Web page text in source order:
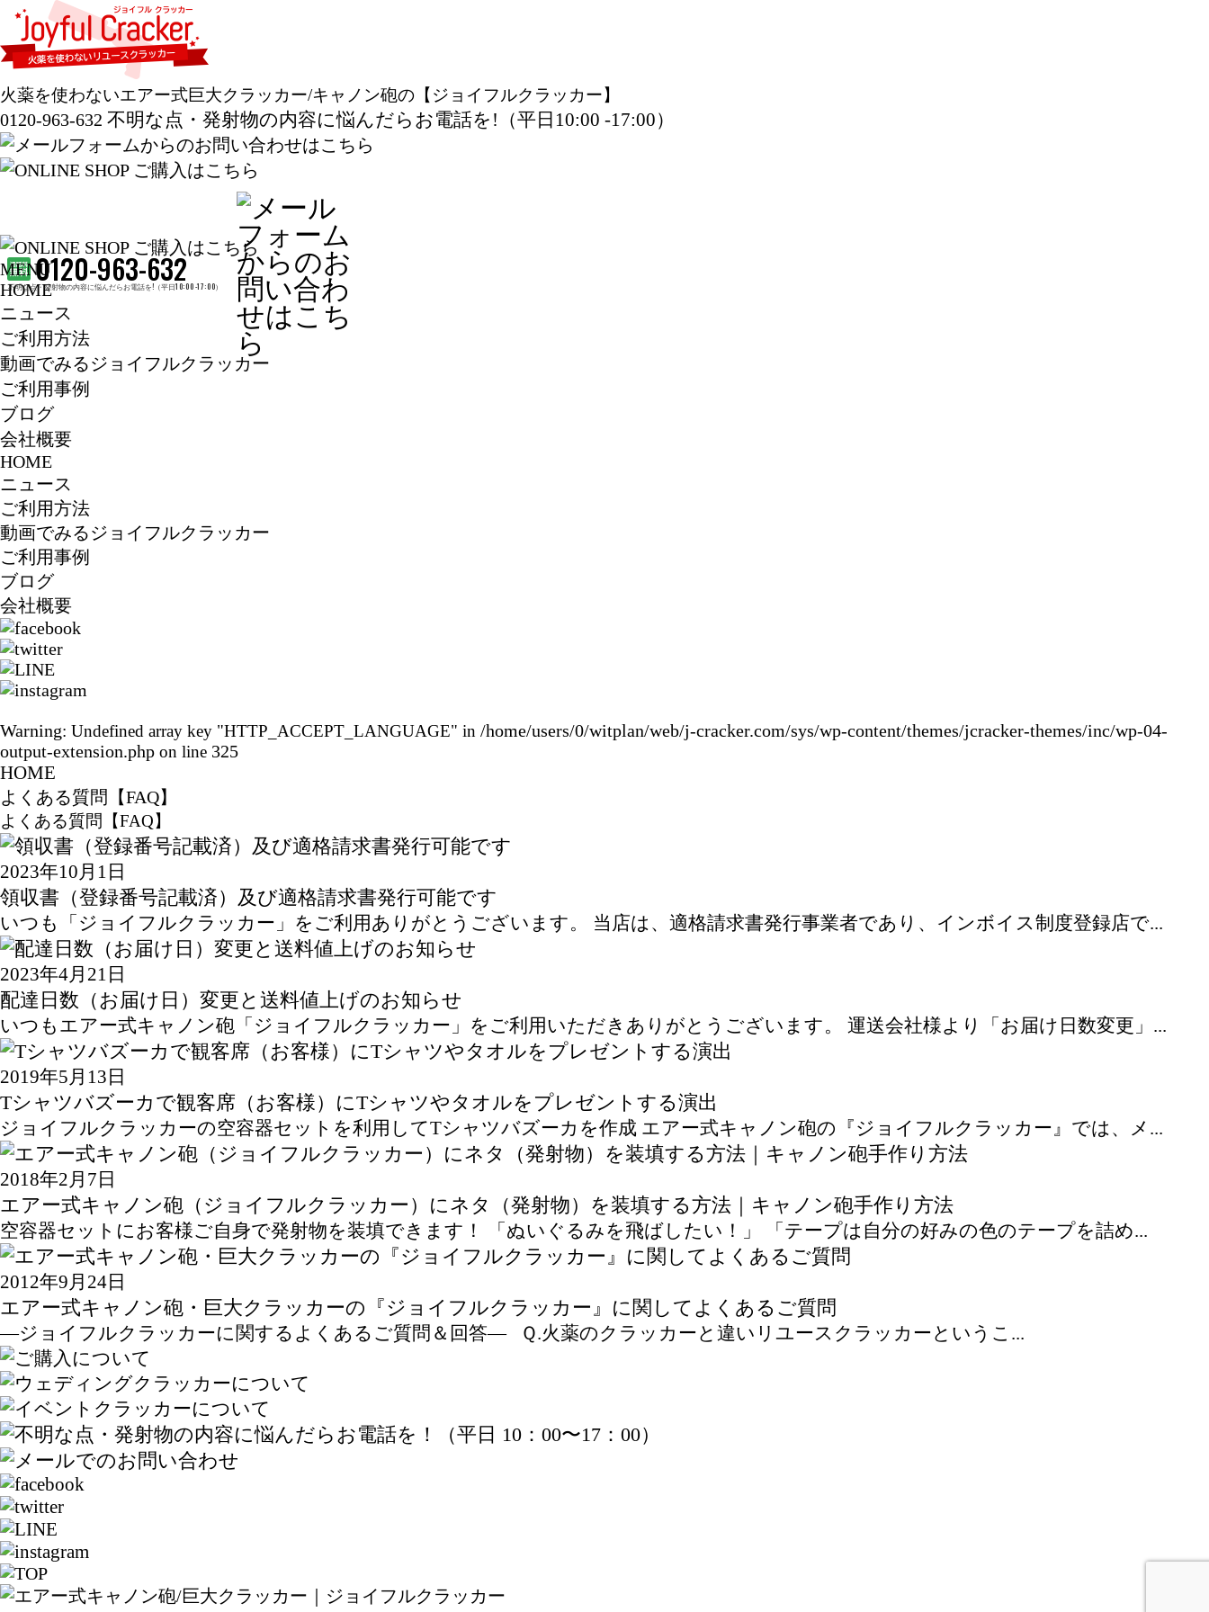
火薬を使わないエアー式巨大クラッカー/キャノン砲の【ジョイフルクラッカー】
0120-963-632 不明な点・発射物の内容に悩んだらお電話を!（平日10:00 -17:00）
0120-963-632
不明な点・発射物の内容に悩んだらお電話を!（平日10:00 -17:00）
MENU
HOME
ニュース
ご利用方法
動画でみるジョイフルクラッカー
ご利用事例
ブログ
会社概要
HOME
ニュース
ご利用方法
動画でみるジョイフルクラッカー
ご利用事例
ブログ
会社概要
Warning: Undefined array key "HTTP_ACCEPT_LANGUAGE" in /home/users/0/witplan/web/j-cracker.com/sys/wp-content/themes/jcracker-themes/inc/wp-04-
output-extension.php on line 325
HOME
よくある質問【FAQ】
よくある質問【FAQ】
2023年10月1日
領収書（登録番号記載済）及び適格請求書発行可能です
いつも「ジョイフルクラッカー」をご利用ありがとうございます。 当店は、適格請求書発行事業者であり、インボイス制度登録店で...
2023年4月21日
配達日数（お届け日）変更と送料値上げのお知らせ
いつもエアー式キャノン砲「ジョイフルクラッカー」をご利用いただきありがとうございます。 運送会社様より「お届け日数変更」...
2019年5月13日
Tシャツバズーカで観客席（お客様）にTシャツやタオルをプレゼントする演出
ジョイフルクラッカーの空容器セットを利用してTシャツバズーカを作成 エアー式キャノン砲の『ジョイフルクラッカー』では、メ...
2018年2月7日
エアー式キャノン砲（ジョイフルクラッカー）にネタ（発射物）を装填する方法｜キャノン砲手作り方法
空容器セットにお客様ご自身で発射物を装填できます！ 「ぬいぐるみを飛ばしたい！」 「テープは自分の好みの色のテープを詰め...
2012年9月24日
エアー式キャノン砲・巨大クラッカーの『ジョイフルクラッカー』に関してよくあるご質問
—ジョイフルクラッカーに関するよくあるご質問＆回答— Ｑ.火薬のクラッカーと違いリユースクラッカーというこ...